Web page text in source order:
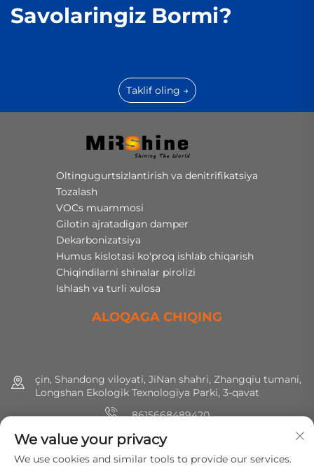
Savolaringiz Bormi?
Taklif oling →
Oltingugurtsizlantirish va denitrifikatsiya
Tozalash
VOCs muammosi
Gilotin ajratadigan damper
Dekarbonizatsiya
Humus kislotasi ko'proq ishlab chiqarish
Chiqindilarni shinalar pirolizi
Ishlash va turli xulosa
ALOQAGA CHIQING
çin, Shandong viloyati, JiNan shahri, Zhangqiu tumani,
Longshan Ekologik Texnologiya Parki, 3-qavat
8615668489420
+86 (0) 531 8891 0288
[email protected]
We value your privacy
We use cookies and similar tools to provide our services.